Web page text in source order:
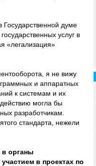
Государственной думе
услуг в
«легализация»
я не вижу
и аппаратных
к системам и их
могла бы
разработчикам.
стандарта, нежели
органы
в проектах по